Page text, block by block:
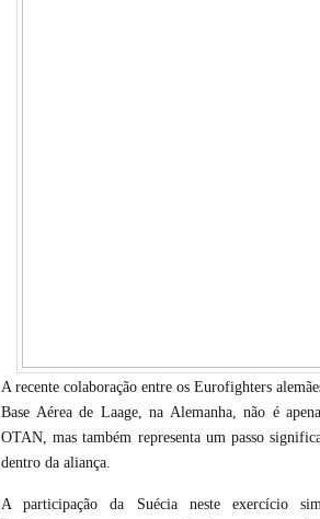
A recente colaboração entre os Eurofighters
Base Aérea de Laage, na Alemanha, não é
OTAN, mas também representa um passo
dentro da aliança.
A participação da Suécia neste exercício